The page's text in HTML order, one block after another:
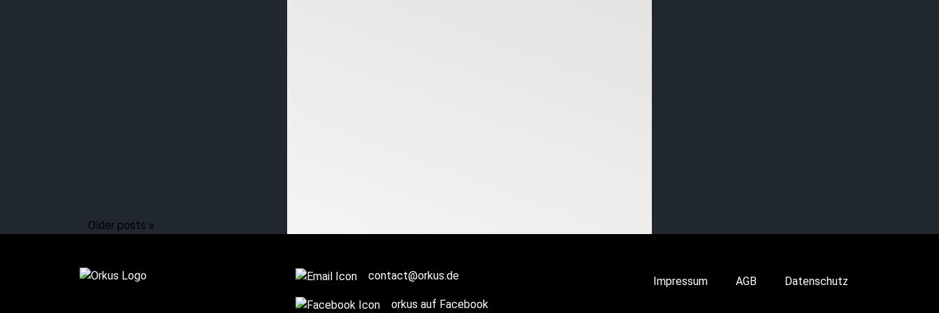
Older posts »
contact@orkus.de
orkus auf Facebook
Impressum AGB Datenschutz